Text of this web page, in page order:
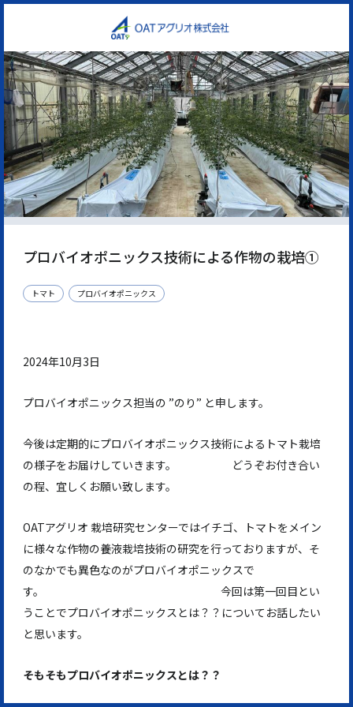
プロバイオポニックス技術による作物の栽培①
トマト プロバイオポニックス
2024年10月3日
プロバイオポニックス担当の ”のり” と申します。
今後は定期的にプロバイオポニックス技術によるトマト栽培
の様子をお届けしていきます。 どうぞお付き合い
の程、宜しくお願い致します。
OATアグリオ 栽培研究センターではイチゴ、トマトをメイン
に様々な作物の養液栽培技術の研究を行っておりますが、そ
のなかでも異色なのがプロバイオポニックスで
す。 今回は第一回目とい
うことでプロバイオポニックスとは？？についてお話したい
と思います。
そもそもプロバイオポニックスとは？？